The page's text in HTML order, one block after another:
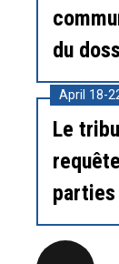
du
April 18-
Le